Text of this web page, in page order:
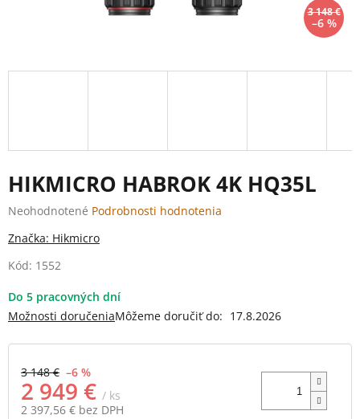
3 148 €
–6 %
HIKMICRO HABROK 4K HQ35L
Kód: 1552
Do 5 pracovných dní
Môžeme doručiť do: 17.8.2026
Možnosti doručenia
3 148 € –6 %
2 949 € / ks
2 397,56 € bez DPH
Priemerné
produktu
0,0
5
hviezdičiek.
Neohodnotené Podrobnosti hodnotenia
Značka: Hikmicro